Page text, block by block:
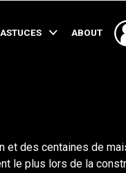
ABOUT
et des centaines de
le plus lors de la